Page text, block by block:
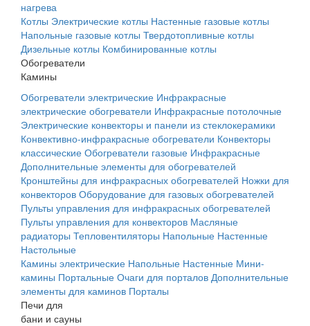
нагрева
Котлы Электрические котлы Настенные газовые котлы
Напольные газовые котлы Твердотопливные котлы
Дизельные котлы Комбинированные котлы
Обогреватели
Камины
Обогреватели электрические Инфракрасные
электрические обогреватели Инфракрасные потолочные
Электрические конвекторы и панели из стеклокерамики
Конвективно-инфракрасные обогреватели Конвекторы
классические Обогреватели газовые Инфракрасные
Дополнительные элементы для обогревателей
Кронштейны для инфракрасных обогревателей Ножки для
конвекторов Оборудование для газовых обогревателей
Пульты управления для инфракрасных обогревателей
Пульты управления для конвекторов Масляные
радиаторы Тепловентиляторы Напольные Настенные
Настольные
Камины электрические Напольные Настенные Мини-
камины Портальные Очаги для порталов Дополнительные
элементы для каминов Порталы
Печи для
бани и сауны